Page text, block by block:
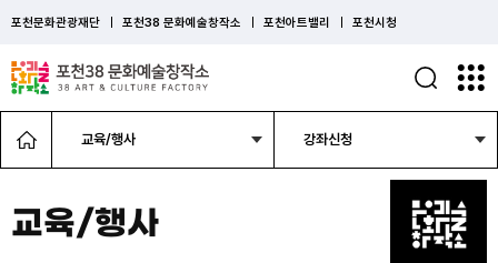
포천문화관광재단 포천38 문화예술창작소 포천아트밸리 포천시청
교육/행사 강좌신청
교육/행사